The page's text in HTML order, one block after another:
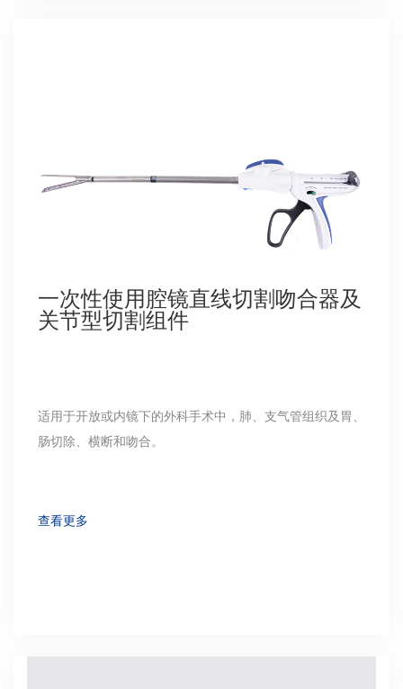
一次性使用腔镜直线切割吻合器及
关节型切割组件
适用于开放或内镜下的外科手术中，肺、支气管组织及胃、
肠切除、横断和吻合。
查看更多